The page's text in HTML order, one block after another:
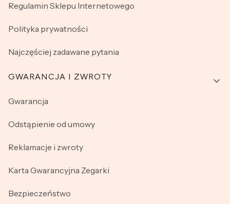
Regulamin Sklepu Internetowego
Polityka prywatności
Najczęściej zadawane pytania
GWARANCJA I ZWROTY
Gwarancja
Odstąpienie od umowy
Reklamacje i zwroty
Karta Gwarancyjna Zegarki
Bezpieczeństwo